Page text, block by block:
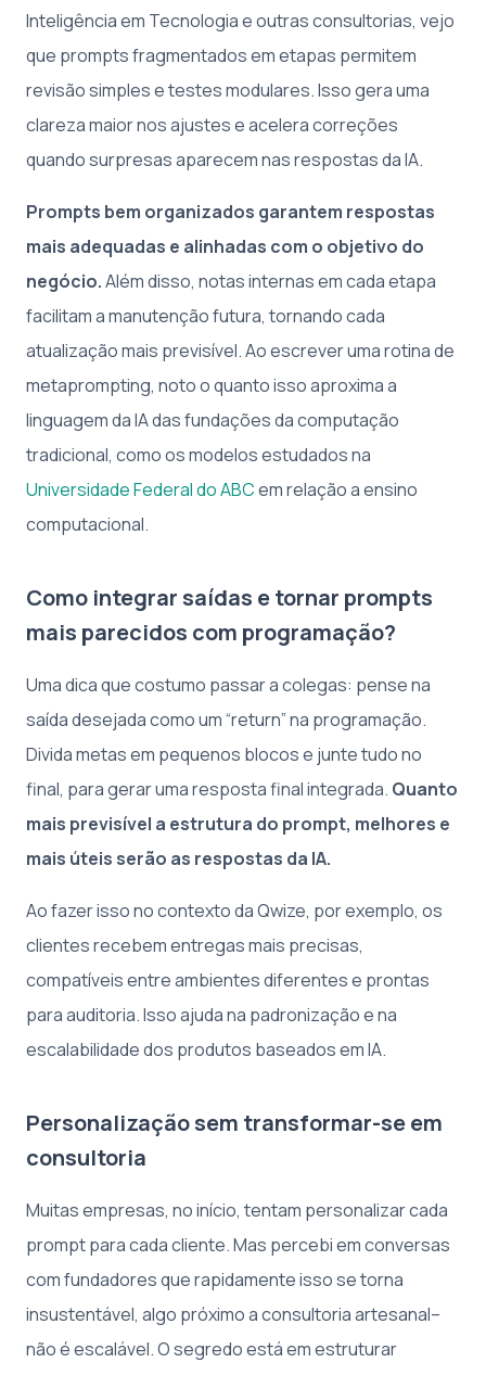
Inteligência em Tecnologia e outras consultorias, vejo
que prompts fragmentados em etapas permitem
revisão simples e testes modulares. Isso gera uma
clareza maior nos ajustes e acelera correções
quando surpresas aparecem nas respostas da IA.
Prompts bem organizados garantem respostas
mais adequadas e alinhadas com o objetivo do
negócio.Além disso, notas internas em cada etapa
facilitam a manutenção futura, tornando cada
atualização mais previsível. Ao escrever uma rotina de
metaprompting, noto o quanto isso aproxima a
linguagem da IA das fundações da computação
tradicional, como os modelos estudados na
Universidade Federal do ABCem relação a ensino
computacional.
Como integrar saídas e tornar prompts
mais parecidos com programação?
Uma dica que costumo passar a colegas: pense na
saída desejada como um “return” na programação.
Divida metas em pequenos blocos e junte tudo no
final, para gerar uma resposta final integrada. Quanto
mais previsível a estrutura do prompt, melhores e
mais úteis serão as respostas da IA.
Ao fazer isso no contexto da Qwize, por exemplo, os
clientes recebem entregas mais precisas,
compatíveis entre ambientes diferentes e prontas
para auditoria. Isso ajuda na padronização e na
escalabilidade dos produtos baseados em IA.
Personalização sem transformar-se em
consultoria
Muitas empresas, no início, tentam personalizar cada
prompt para cada cliente. Mas percebi em conversas
com fundadores que rapidamente isso se torna
insustentável, algo próximo a consultoria artesanal–
não é escalável. O segredo está em estruturar